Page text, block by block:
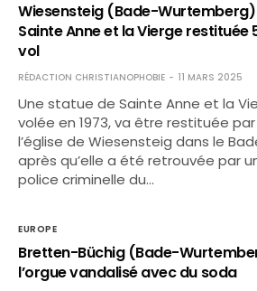
Wiesensteig (Bade-Wurtemberg)
Sainte Anne et la Vierge restituée
vol
RÉDACTION CHRISTIANOPHOBIE 11 MARS 2025
Une statue de Sainte Anne et la
volée en 1973, va être restituée
l’église de Wiesensteig dans le
après qu’elle a été retrouvée par
police criminelle du…
EUROPE
Bretten-Büchig (Bade-
l’orgue vandalisé avec du soda